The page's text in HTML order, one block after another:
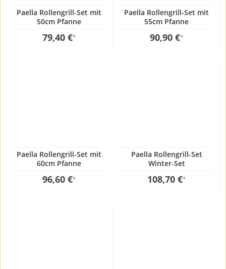
Paella Rollengrill-Set mit
50cm Pfanne
79,40 €*
Paella Rollengrill-Set mit
55cm Pfanne
90,90 €*
Paella Rollengrill-Set mit
60cm Pfanne
96,60 €*
Paella Rollengrill-Set
Winter-Set
108,70 €*